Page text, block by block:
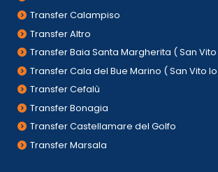
Transfer Calampiso
Transfer Altro
Transfer Baia Santa Margherita ( San
Transfer Cala del Bue Marino ( San Vito
Transfer Cefalù
Transfer Bonagia
Transfer Castellamare del Golfo
Transfer Marsala